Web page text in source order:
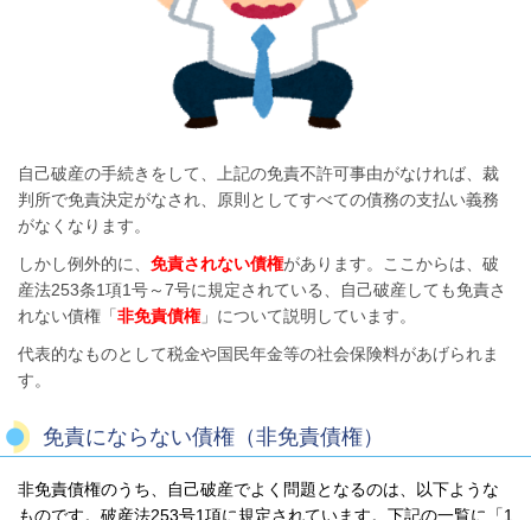
自己破産の手続きをして、上記の免責不許可事由がなければ、裁
判所で免責決定がなされ、原則としてすべての債務の支払い義務
がなくなります。
しかし例外的に、 免責されない債権があります。ここからは、破
産法253条1項1号～7号に規定されている、自己破産しても免責さ
れない債権「 非免責債権」について説明しています。
代表的なものとして税金や国民年金等の社会保険料があげられま
す。
免責にならない債権（非免責債権）
非免責債権のうち、自己破産でよく問題となるのは、以下ような
ものです。破産法253号1項に規定されています。下記の一覧に「1